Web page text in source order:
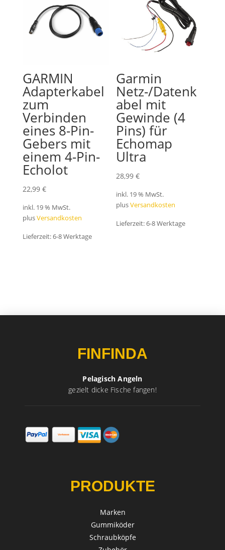
GARMIN
Adapterkabel
zum
Verbinden
eines 8-Pin-
Gebers mit
einem 4-Pin-
Echolot
22,99 €
inkl. 19 % MwSt.
plusVersandkosten
Lieferzeit:6-8 Werktage
Garmin
Netz-/Datenk
abel mit
Gewinde (4
Pins) für
Echomap
Ultra
28,99€
inkl. 19 % MwSt.
plusVersandkosten
Lieferzeit:6-8 Werktage
FINFINDA
Pelagisch Angeln
gezielt dicke Fische fangen!
PRODUKTE
Marken
Gummiköder
Schraubköpfe